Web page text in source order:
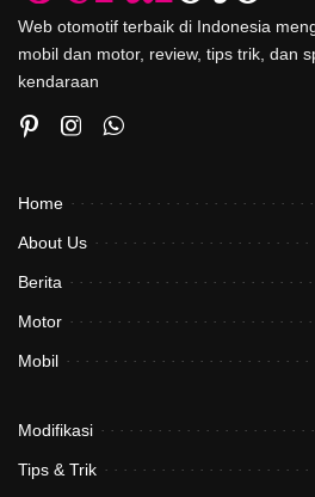
Web otomotif terbaik di Indonesia
mobil dan motor, review, tips trik, dan
kendaraan
Home
About Us
Berita
Motor
Mobil
Modifikasi
Tips & Trik